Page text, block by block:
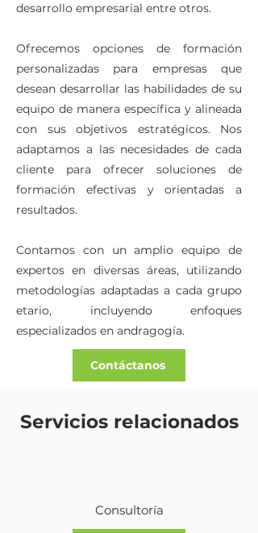
desarrollo empresarial entre otros.
Ofrecemos opciones de formación
personalizadas para empresas que
desean desarrollar las habilidades de su
equipo de manera específica y alineada
con sus objetivos estratégicos. Nos
adaptamos a las necesidades de cada
cliente para ofrecer soluciones de
formación efectivas y orientadas a
resultados.
Contamos con un amplio equipo de
expertos en diversas áreas, utilizando
metodologías adaptadas a cada grupo
etario, incluyendo enfoques
especializados en andragogía.
Contáctanos
Servicios relacionados
Consultoría